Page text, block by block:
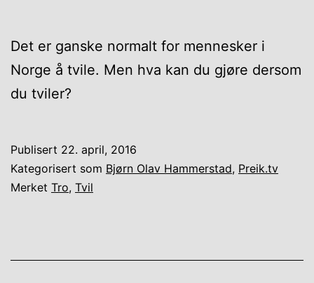
Det er ganske normalt for mennesker i
Norge å tvile. Men hva kan du gjøre dersom
du tviler?
Publisert 22. april, 2016
Kategorisert som Bjørn Olav Hammerstad, Preik.tv
Merket Tro, Tvil